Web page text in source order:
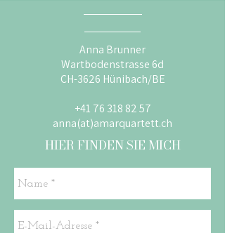
Anna Brunner
Wartbodenstrasse 6d
CH-3626 Hünibach/BE
+41 76 318 82 57
anna(at)amarquartett.ch
HIER FINDEN SIE MICH